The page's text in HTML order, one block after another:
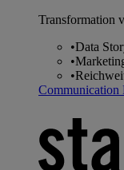
Transformation
•Data
•
•
Communication